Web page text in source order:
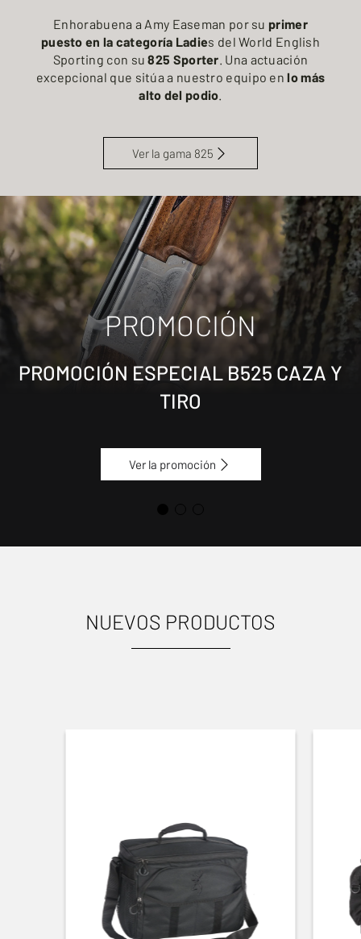
Enhorabuena a Amy Easeman por su primer
puesto en la categoría Ladies del World English
Sporting con su 825 Sporter. Una actuación
excepcional que sitúa a nuestro equipo enlo más
alto del podio.
Ver la gama 825
PROMOCIÓN
PROMOCIÓN ESPECIAL B525 CAZA Y
TIRO
Ver la promoción
NUEVOS PRODUCTOS